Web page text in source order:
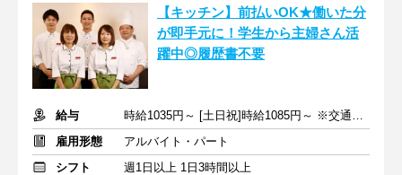
【キッチン】前払いOK★働いた分
が即手元に！学生から主婦さん活
躍中◎履歴書不要
給与
時給1035円～ [土日祝]時給1085円～ ※交通費全額支給
雇用形態
アルバイト・パート
シフト
週1日以上 1日3時間以上